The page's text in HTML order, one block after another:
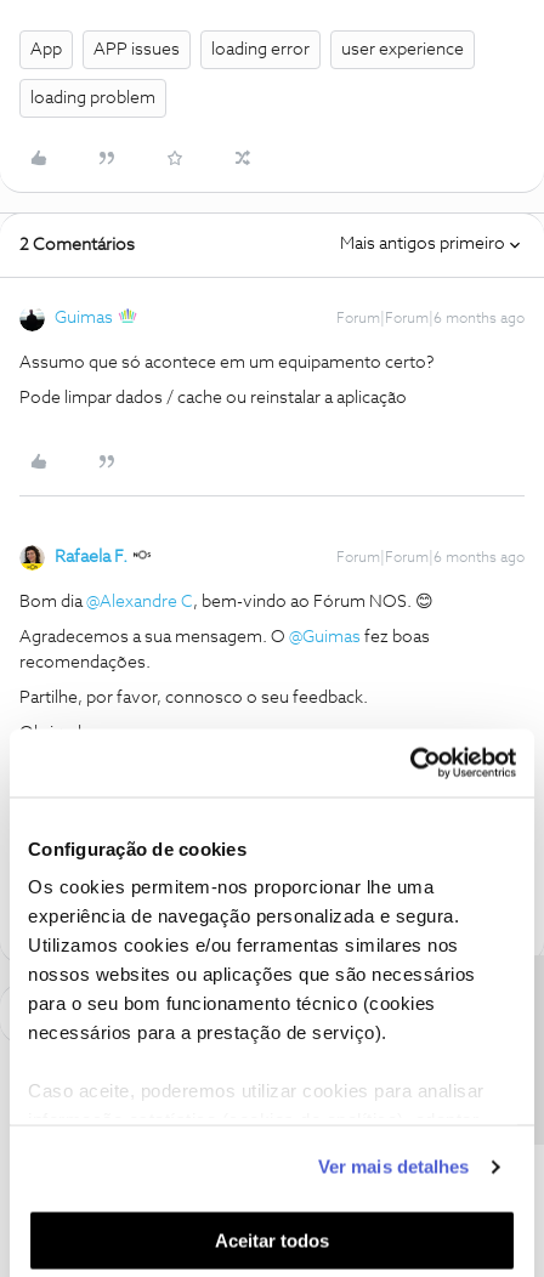
Configuração de cookies
Os cookies permitem-nos proporcionar lhe uma
experiência de navegação personalizada e segura.
Utilizamos cookies e/ou ferramentas similares nos
nossos websites ou aplicações que são necessários
para o seu bom funcionamento técnico (cookies
necessários para a prestação de serviço).
Caso aceite, poderemos utilizar cookies para analisar
funcionalidades (cookies de personalização e
funcionalidade) e adaptar anúncios aos seus interesses
(cookies de publicidade personalizada). Pode gerir a
utilização dos cookies clicando em "Configurar
Ver mais detalhes
Aceitar todos
App APP issues loading error user experience
loading problem
2 Comentários Mais antigos primeiro
Guimas Forum|Forum|6 months ago
Assumo que só acontece em um equipamento certo?
Pode limpar dados / cache ou reinstalar a aplicação
Rafaela F. Forum|Forum|6 months ago
Bom dia ​@Alexandre C, bem-vindo ao Fórum NOS. 😊
Agradecemos a sua mensagem. O ​ @Guimas fez boas
recomendações.
Partilhe, por favor, connosco o seu feedback.
Obrigada
Siga os perfis da moderação, através da opção "Seguir", para estar
sempre a par das últimas novidades.